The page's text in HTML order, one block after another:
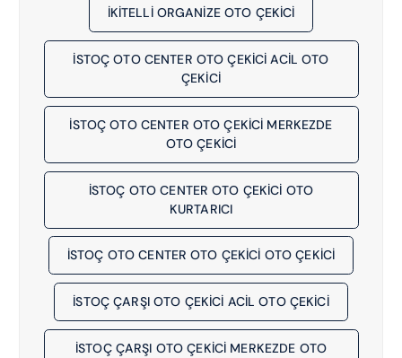
İKİTELLİ ORGANİZE OTO ÇEKICI
İSTOÇ OTO CENTER OTO ÇEKİCİ ACIL OTO
ÇEKICI
İSTOÇ OTO CENTER OTO ÇEKİCİ MERKEZDE
OTO ÇEKICI
İSTOÇ OTO CENTER OTO ÇEKİCİ OTO
KURTARICI
İSTOÇ OTO CENTER OTO ÇEKİCİ OTO ÇEKICI
İSTOÇ ÇARŞI OTO ÇEKİCİ ACIL OTO ÇEKICI
İSTOÇ ÇARŞI OTO ÇEKİCİ MERKEZDE OTO